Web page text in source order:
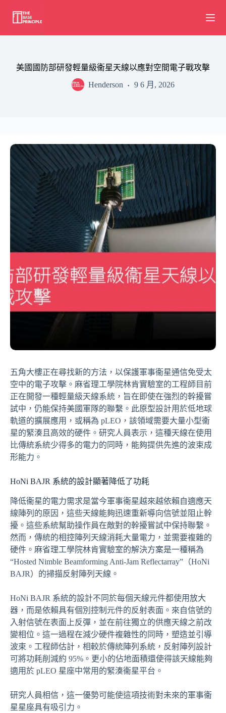
content
美國國防部研發輕量級衞星天線以應對空間電子戰攻擊
Henderson
9 6 月, 2026
五角大樓正在尋找新的方法，以保護軍事衞星通信免受太
空中的電子攻擊。麻省理工學院林肯實驗室的工程師目前
正在開發一種輕量級天線系統，旨在即使在強烈的幹擾嘗
試中，仍能保持美國軍隊的聯繫。此原型設計用於低地球
軌道的擴展應用，或稱為 pLEO，該領域需要大量小型衞
星的緊湊且高效的硬件。研究人員表示，這種天線在使用
比傳統系統少得多的電力的同時，能夠提供先進的波束成
形能力。
HoNi BAJR 系統的設計顯著降低了功耗
降低衞星的電力需求是當今軍事衞星越來越依賴自適應天
線陣列的原因，這些天線能夠迅速重新導向信號並阻止幹
擾。這些系統幫助操作員在敵對的幹擾嘗試中保持聯繫。
然而，傳統的相控陣列天線消耗大量電力，並需要複雜的
硬件。麻省理工學院林肯實驗室的解決方案是一種稱為
“Hosted Nimble Beamforming Anti-Jam Reflectarray”（HoNi
BAJR）的掃描反射陣列天線。
HoNi BAJR 系統的設計不同於每個天線元件都使用放大
器，而是依賴具有個別控制元件的反射表面。來自信號的
入射信號在表面上反彈，並在前往獨立的供應天線之前改
變相位。這一過程在減少硬件複雜性的同時，塑造並引導
波束。工程師估計，相較於傳統陣列系統，反射陣列設計
可將功耗削減約 95%。更小的佔地面積還使得該天線能夠
適用於 pLEO 星座中常用的緊湊衞星平台。
研究人員相信，這一優勢可能使這項技術對未來的軍事衞
星星座具有吸引力。